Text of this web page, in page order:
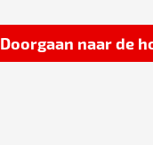
Doorgaan naar de